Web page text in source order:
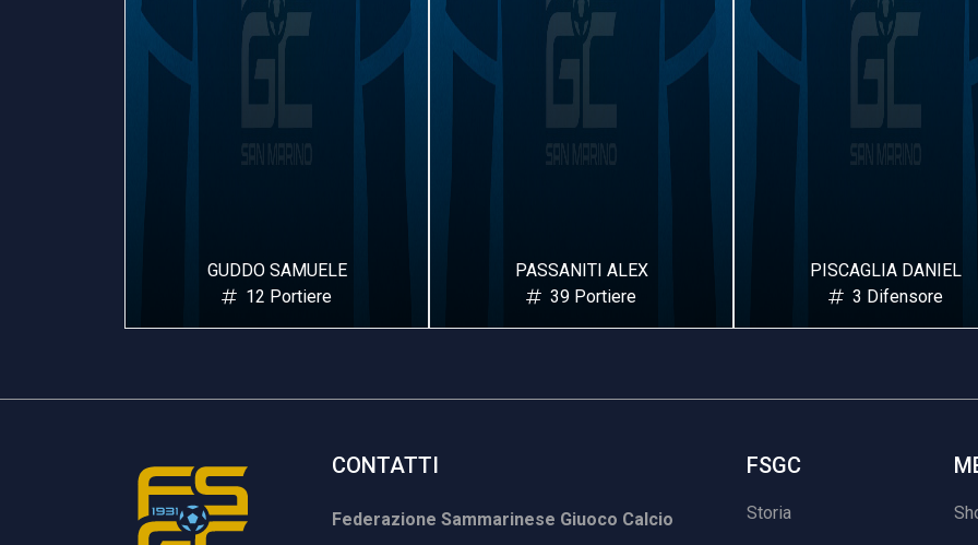
PASSANITI ALEX
39 Portiere
PISCAGLIA DANIEL
3 Difensore
RINALDI MICHELE
5 Difensore
CONTATTI
Federazione Sammarinese Giuoco Calcio
FSGC
Storia